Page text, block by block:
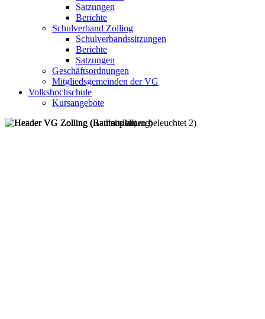
Satzungen
Berichte
Schulverband Zolling
Schulverbandssitzungen
Berichte
Satzungen
Geschäftsordnungen
Mitgliedsgemeinden der VG
Volkshochschule
Kursangebote